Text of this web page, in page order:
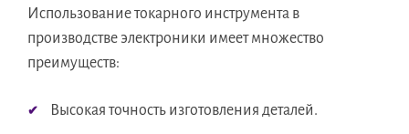
Использование токарного инструмента в
производстве электроники имеет множество
преимуществ:
Высокая точность изготовления деталей.